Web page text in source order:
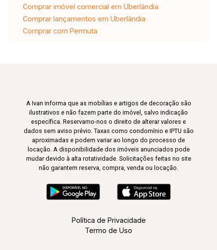
Comprar imóvel comercial em Uberlândia
Comprar lançamentos em Uberlândia
Comprar com Permuta
A Ivan informa que as mobílias e artigos de decoração são
ilustrativos e não fazem parte do imóvel, salvo indicação
específica. Reservamo-nos o direito de alterar valores e
dados sem aviso prévio. Taxas como condomínio e IPTU são
aproximadas e podem variar ao longo do processo de
locação. A disponibilidade dos imóveis anunciados pode
mudar devido à alta rotatividade. Solicitações feitas no site
não garantem reserva, compra, venda ou locação.
Política de Privacidade
Termo de Uso